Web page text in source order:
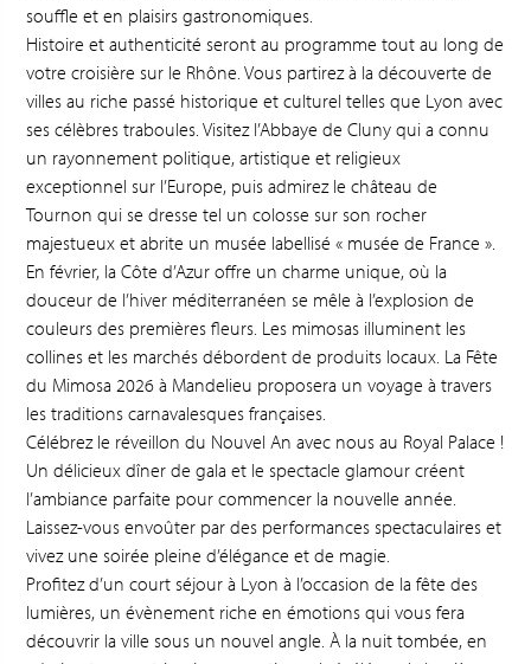
souffle et en plaisirs gastronomiques.
Histoire et authenticité seront au programme tout au long de
votre croisière sur le Rhône. Vous partirez à la découverte de
villes au riche passé historique et culturel telles que Lyon avec
ses célèbres traboules. Visitez l’Abbaye de Cluny qui a connu
un rayonnement politique, artistique et religieux
exceptionnel sur l’Europe, puis admirez le château de
Tournon qui se dresse tel un colosse sur son rocher
majestueux et abrite un musée labellisé « musée de France ».
En février, la Côte d’Azur offre un charme unique, où la
douceur de l’hiver méditerranéen se mêle à l’explosion de
couleurs des premières fleurs. Les mimosas illuminent les
collines et les marchés débordent de produits locaux. La Fête
du Mimosa 2026 à Mandelieu proposera un voyage à travers
les traditions carnavalesques françaises.
Célébrez le réveillon du Nouvel An avec nous au Royal Palace !
Un délicieux dîner de gala et le spectacle glamour créent
l’ambiance parfaite pour commencer la nouvelle année.
Laissez-vous envoûter par des performances spectaculaires et
vivez une soirée pleine d’élégance et de magie.
Profitez d’un court séjour à Lyon à l’occasion de la fête des
lumières, un évènement riche en émotions qui vous fera
découvrir la ville sous un nouvel angle. À la nuit tombée, en